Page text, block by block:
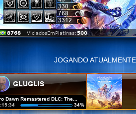
JOGANDO ATUALMENTE